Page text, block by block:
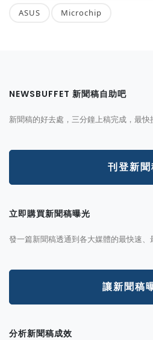
ASUS Microchip
NEWSBUFFET 新聞稿自助吧
新聞稿的好去處，三分鐘上稿完成，最快
刊登新聞
立即購買新聞稿曝光
發一篇新聞稿透通到各大媒體的最快速、
讓新聞稿
分析新聞稿成效